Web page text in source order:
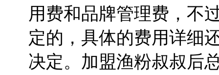
用费和品牌管理费，不
定的，具体的费用详细
决定。加盟渔粉叔叔后